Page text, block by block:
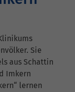
Sie
aus Schattin
Imkern
lernen